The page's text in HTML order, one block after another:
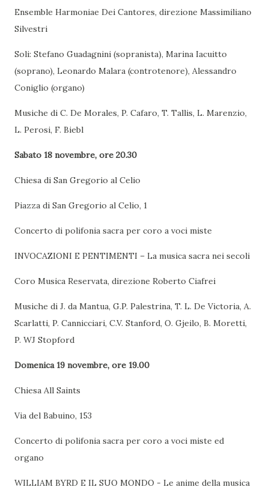
Ensemble Harmoniae Dei Cantores, direzione Massimiliano
Silvestri
Soli: Stefano Guadagnini (sopranista), Marina Iacuitto
(soprano), Leonardo Malara (controtenore), Alessandro
Coniglio (organo)
Musiche di C. De Morales, P. Cafaro, T. Tallis, L. Marenzio,
L. Perosi, F. Biebl
Sabato 18 novembre, ore 20.30
Chiesa di San Gregorio al Celio
Piazza di San Gregorio al Celio, 1
Concerto di polifonia sacra per coro a voci miste
INVOCAZIONI E PENTIMENTI – La musica sacra nei secoli
Coro Musica Reservata, direzione Roberto Ciafrei
Musiche di J. da Mantua, G.P. Palestrina, T. L. De Victoria, A.
Scarlatti, P. Cannicciari, C.V. Stanford, O. Gjeilo, B. Moretti,
P. WJ Stopford
Domenica 19 novembre, ore 19.00
Chiesa All Saints
Via del Babuino, 153
Concerto di polifonia sacra per coro a voci miste ed
organo
WILLIAM BYRD E IL SUO MONDO - Le anime della musica